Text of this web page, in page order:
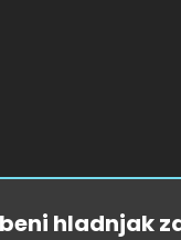
hladnjak